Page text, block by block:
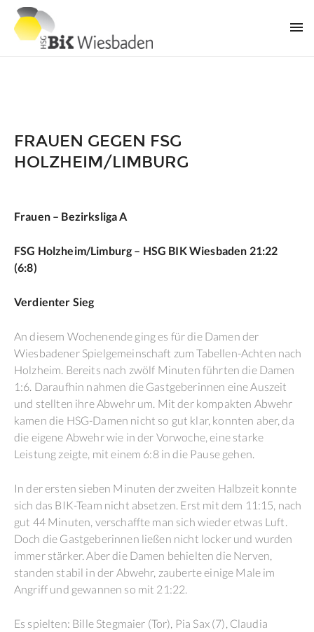
FRAUEN GEGEN FSG
HOLZHEIM/LIMBURG
Frauen – Bezirksliga A
FSG Holzheim/Limburg – HSG BIK Wiesbaden 21:22
(6:8)
Verdienter Sieg
An diesem Wochenende ging es für die Damen der
Wiesbadener Spielgemeinschaft zum Tabellen-Achten nach
Holzheim. Bereits nach zwölf Minuten führten die Damen
1:6. Daraufhin nahmen die Gastgeberinnen eine Auszeit
und stellten ihre Abwehr um. Mit der kompakten Abwehr
kamen die HSG-Damen nicht so gut klar, konnten aber, da
die eigene Abwehr wie in der Vorwoche, eine starke
Leistung zeigte, mit einem 6:8 in die Pause gehen.
In der ersten sieben Minuten der zweiten Halbzeit konnte
sich das BIK-Team nicht absetzen. Erst mit dem 11:15, nach
gut 44 Minuten, verschaffte man sich wieder etwas Luft.
Doch die Gastgeberinnen ließen nicht locker und wurden
immer stärker. Aber die Damen behielten die Nerven,
standen stabil in der Abwehr, zauberte einige Male im
Angriff und gewannen so mit 21:22.
Es spielten: Bille Stegmaier (Tor), Pia Sax (7), Claudia